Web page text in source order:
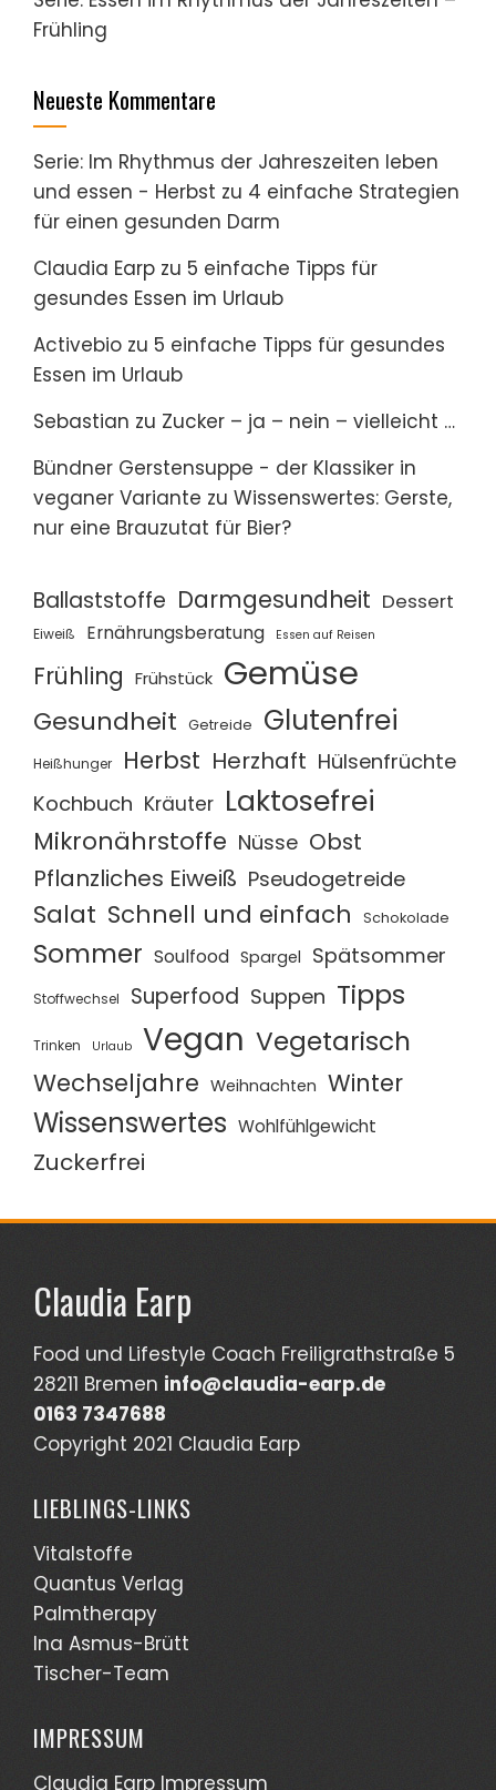
Frühling
Neueste Kommentare
Serie: Im Rhythmus der Jahreszeiten leben
und essen - Herbst zu 4 einfache Strategien
für einen gesunden Darm
Claudia Earp zu 5 einfache Tipps für
gesundes Essen im Urlaub
Activebio zu 5 einfache Tipps für gesundes
Essen im Urlaub
Sebastian zu Zucker – ja – nein – vielleicht …
Bündner Gerstensuppe - der Klassiker in
veganer Variante zu Wissenswertes: Gerste,
nur eine Brauzutat für Bier?
Ballaststoffe Darmgesundheit Dessert
Eiweiß Ernährungsberatung Essen auf Reisen
Frühling Frühstück Gemüse
Gesundheit Getreide Glutenfrei
Heißhunger Herbst Herzhaft Hülsenfrüchte
Kochbuch Kräuter Laktosefrei
Mikronährstoffe Nüsse Obst
Pflanzliches Eiweiß Pseudogetreide
Salat Schnell und einfach Schokolade
Sommer Soulfood Spargel Spätsommer
Stoffwechsel Superfood Suppen Tipps
Trinken Urlaub Vegan Vegetarisch
Wechseljahre Weihnachten Winter
Wissenswertes Wohlfühlgewicht
Zuckerfrei
Claudia Earp
Food und Lifestyle Coach Freiligrathstraße 5
28211 Bremen info@claudia-earp.de
0163 7347688
Copyright 2021 Claudia Earp
LIEBLINGS-LINKS
Vitalstoffe
Quantus Verlag
Palmtherapy
Ina Asmus-Brütt
Tischer-Team
IMPRESSUM
Claudia Earp Impressum